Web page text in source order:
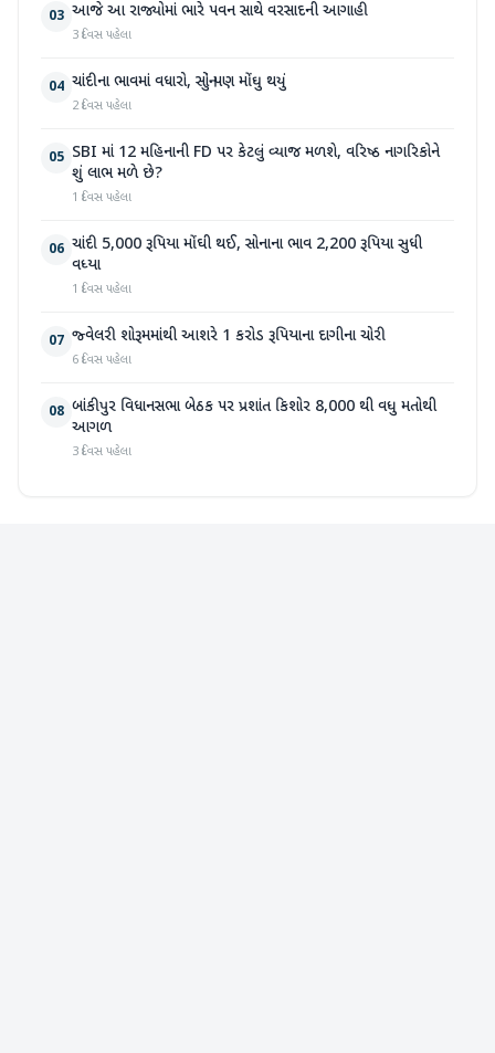
03 આજે આ રાજ્યોમાં ભારે પવન સાથે વરસાદની આગાહી
3 દિવસ પહેલા
04 ચાંદીના ભાવમાં વધારો, સોનું પણ મોંઘુ થયું
2 દિવસ પહેલા
05 SBI માં 12 મહિનાની FD પર કેટલું વ્યાજ મળશે, વરિષ્ઠ નાગરિકોને
શું લાભ મળે છે?
1 દિવસ પહેલા
06 ચાંદી 5,000 રૂપિયા મોંઘી થઈ, સોનાના ભાવ 2,200 રૂપિયા સુધી
વધ્યા
1 દિવસ પહેલા
07 જ્વેલરી શોરૂમમાંથી આશરે 1 કરોડ રૂપિયાના દાગીના ચોરી
6 દિવસ પહેલા
08 બાંકીપુર વિધાનસભા બેઠક પર પ્રશાંત કિશોર 8,000 થી વધુ મતોથી
આગળ
3 દિવસ પહેલા